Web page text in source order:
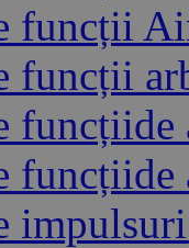
funcții
funcții